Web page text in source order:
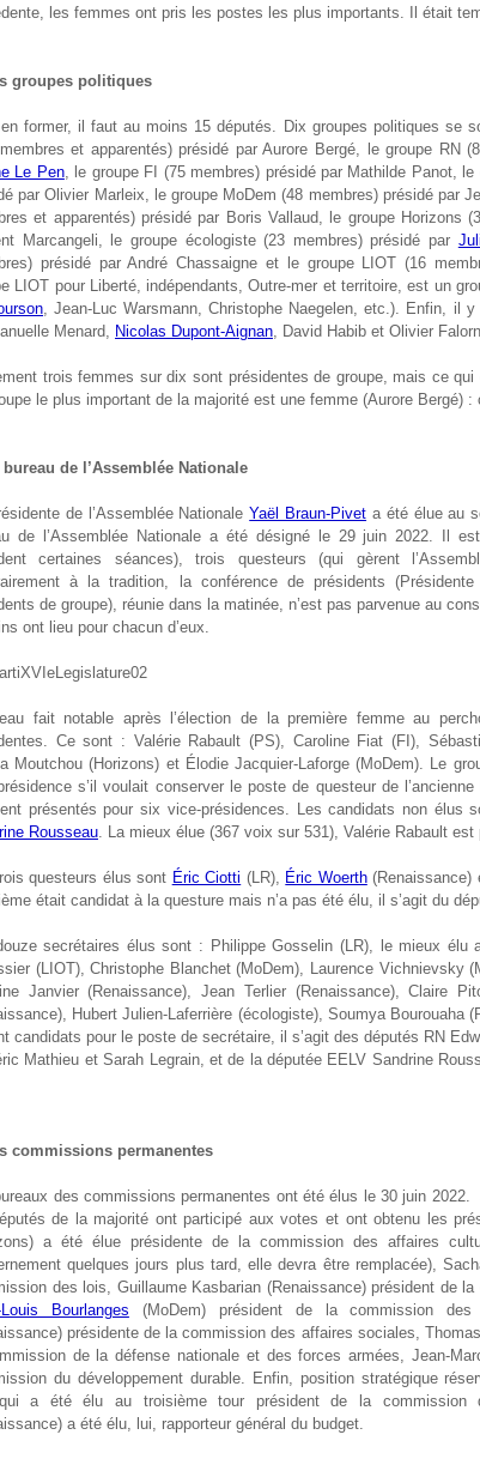
les femmes ont pris les postes les plus importants. Il était
groupes politiques
en former, il faut au moins 15 députés. Dix groupes politiques se
et apparentés) présidé par Aurore Bergé, le groupe RN
Le Pen, le groupe FI (75 membres) présidé par Mathilde Panot,
par Olivier Marleix, le groupe MoDem (48 membres) présidé par
et apparentés) présidé par Boris Vallaud, le groupe Horizons
Marcangeli, le groupe écologiste (23 membres) présidé par
présidé par André Chassaigne et le groupe LIOT (16
LIOT pour Liberté, indépendants, Outre-mer et territoire, est un
, Jean-Luc Warsmann, Christophe Naegelen, etc.). Enfin, il
Menard, Nicolas Dupont-Aignan, David Habib et Olivier
trois femmes sur dix sont présidentes de groupe, mais ce qui
le plus important de la majorité est une femme (Aurore Bergé) :
bureau de l’Assemblée Nationale
de l’Assemblée NationaleYaël Braun-Pivet a été élue au
de l’Assemblée Nationale a été désigné le 29 juin 2022. Il
certaines séances), trois questeurs (qui gèrent
à la tradition, la conférence de présidents
de groupe), réunie dans la matinée, n’est pas parvenue au
ont lieu pour chacun d’eux.
fait notable après l’élection de la première femme au
Ce sont : Valérie Rabault (PS), Caroline Fiat (FI),
Moutchou (Horizons) et Élodie Jacquier-Laforge (MoDem). Le
s’il voulait conserver le poste de questeur de
présentés pour six vice-présidences. Les candidats non élus
Rousseau. La mieux élue (367 voix sur 531), Valérie Rabault est
questeurs élus sont Éric Ciotti (LR), Éric Woerth(Renaissance)
était candidat à la questure mais n’a pas été élu, il s’agit du
secrétaires élus sont : Philippe Gosselin (LR), le mieux élu
(LIOT), Christophe Blanchet (MoDem), Laurence Vichnievsky
Janvier (Renaissance), Jean Terlier (Renaissance), Claire
Hubert Julien-Laferrière (écologiste), Soumya Bourouaha
candidats pour le poste de secrétaire, il s’agit des députés RN
Mathieu et Sarah Legrain, et de la députée EELV Sandrine
commissions permanentes
des commissions permanentes ont été élus le 30 juin
de la majorité ont participé aux votes et ont obtenu les
a été élue présidente de la commission des affaires
quelques jours plus tard, elle devra être remplacée),
des lois, Guillaume Kasbarian (Renaissance) président de
Bourlanges (MoDem) président de la commission des
présidente de la commission des affaires sociales,
de la défense nationale et des forces armées, Jean-
du développement durable. Enfin, position stratégique
a été élu au troisième tour président de la commission
a été élu, lui, rapporteur général du budget.